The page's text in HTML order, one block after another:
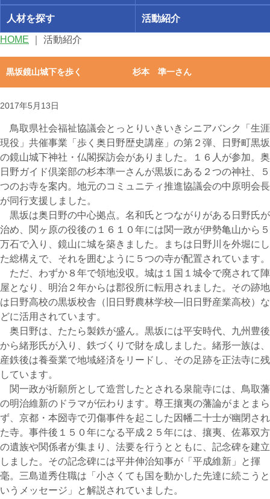
人材を探す 活動紹介
HOME 活動紹介
黒坂鏡山城下を歩く 杉本 準一さん
2017年5月13日
鳥取県社会福祉協議会とっとりいきいきシニアバンク「生涯
現役」共催事業「歩く奥日野歴史講座」の第２弾、日野町黒坂
の鏡山城下神社・仏閣探訪会がありました。１６人が参加。奥
日野ガイド倶楽部の杉本準一さんが黒坂にある２つの神社、５
つのお寺を案内。地元のコミュニティ推進協議会の中原明会長
が同行支援しました。
黒坂は奥日野の中心拠点。名和氏とつながりがある日野氏が
治め、関ヶ原の役後の１６１０年には関一政が伊勢亀山から５
万石で入り、鏡山に城を築きました。まちは日野川を外堀にし
た総構えで、それを囲むように５つの寺が配置されています。
ただ、わずか８年で領地没収。城は１国１城令で廃されて陣
屋となり、明治２年からは郡役所に転用されました。その跡地
は日野高校の黒坂校舎（旧日野農林学校―旧日野産業高校）な
どに活用されています。
奥日野は、たたら製鉄が盛ん。黒坂には平安時代、九州豊後
から緒形氏が入り、鉄づくりで財を成しました。緒形一族は、
産鉄後は養蚕業で地域経済をリードし、その足跡を正法寺に残
しています。
関一政が祈願所として造営したとされる泉龍寺には、鳥取藩
の明治維新のドラマが伝わります。尊王攘夷の藩論がまとまら
ず、京都・本圀寺で刃傷事件を起こした因幡二十士が幽閉され
た寺。事件後１５０年になる平成２５年には、攘夷、佐幕双方
の遺族や関係者が集まり、法要を行うとともに、記念碑を建立
しました。その記念碑には平井伸治知事が「平成維新」と揮
毫。三島道秀住職は「小さくても国を動かした先達に続こうと
いうメッセージ」と解説されていました。